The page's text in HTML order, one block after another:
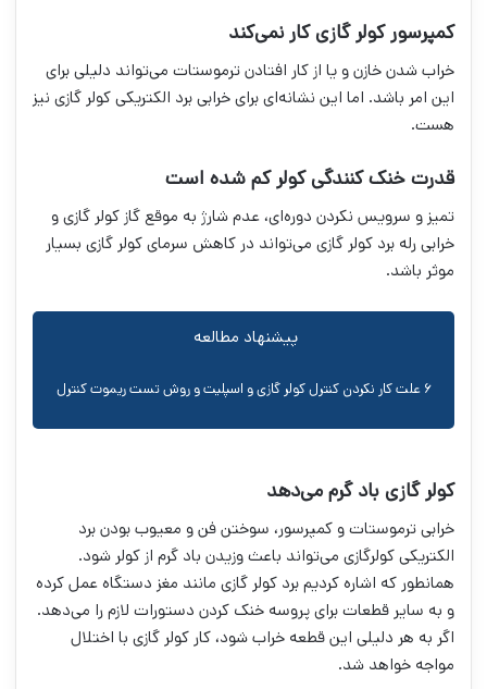
کمپرسور کولر گازی کار نمی‌کند
خراب شدن خازن و یا از کار افتادن ترموستات می‌تواند دلیلی برای
این امر باشد. اما این نشانه‌ای برای خرابی برد الکتریکی کولر گازی نیز
هست.
قدرت خنک کنندگی کولر کم شده است
تمیز و سرویس نکردن دوره‌ای، عدم شارژ به موقع گاز کولر گازی و
خرابی رله برد کولر گازی می‌تواند در کاهش سرمای کولر گازی بسیار
موثر باشد.
پیشنهاد مطالعه
۶ علت کار نکردن کنترل کولر گازی و اسپلیت و روش تست ریموت کنترل
کولر گازی باد گرم می‌دهد
خرابی ترموستات و کمپرسور، سوختن فن و معیوب بودن برد
الکتریکی کولرگازی می‌تواند باعث وزیدن باد گرم از کولر شود.
همانطور که اشاره کردیم برد کولر گازی مانند مغز دستگاه عمل کرده
و به سایر قطعات برای پروسه خنک کردن دستورات لازم را می‌دهد.
اگر به هر دلیلی این قطعه خراب شود، کار کولر گازی با اختلال
مواجه خواهد شد.